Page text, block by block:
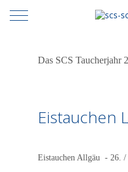
Mobile Menu Toggle
Das SCS Taucherjahr
Eistauchen
Eistauchen Allgäu - 26. /